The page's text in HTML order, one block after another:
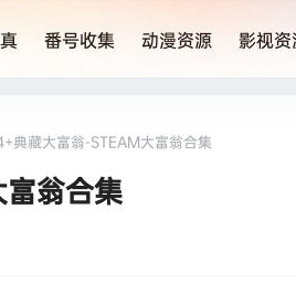
番号收集 动漫资源 影视资
典藏大富翁-STEAM大富翁合集
翁合集